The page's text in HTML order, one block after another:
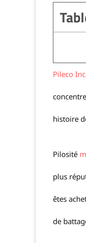
Pileco
histoire
Pilosité
plus
êtes
de